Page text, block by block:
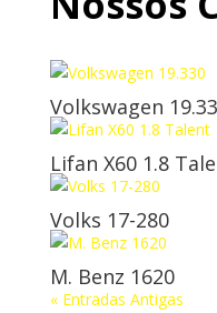
Volkswagen
Lifan X60 1.8
Volks 17-280
M. Benz 1620
« Entradas Antigas